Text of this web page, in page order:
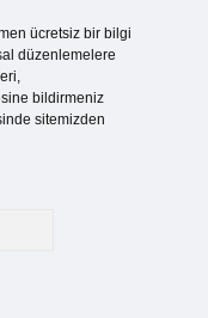
ücretsiz bir bilgi
düzenlemelere
bildirmeniz
sitemizden